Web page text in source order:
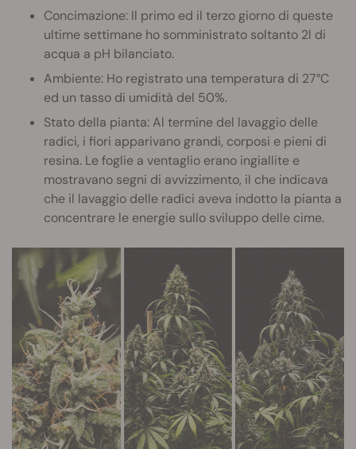
Concimazione: Il primo ed il terzo giorno di queste
ultime settimane ho somministrato soltanto 2l di
acqua a pH bilanciato.
Ambiente: Ho registrato una temperatura di 27°C
ed un tasso di umidità del 50%.
Stato della pianta: Al termine del lavaggio delle
radici, i fiori apparivano grandi, corposi e pieni di
resina. Le foglie a ventaglio erano ingiallite e
mostravano segni di avvizzimento, il che indicava
che il lavaggio delle radici aveva indotto la pianta a
concentrare le energie sullo sviluppo delle cime.